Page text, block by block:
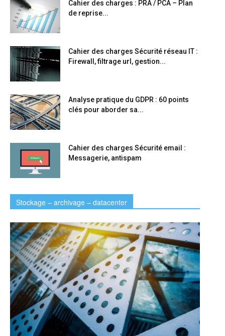
Cahier des charges : PRA / PCA – Plan
de reprise...
Cahier des charges Sécurité réseau IT :
Firewall, filtrage url, gestion...
Analyse pratique du GDPR : 60 points
clés pour aborder sa...
Cahier des charges Sécurité email :
Messagerie, antispam
Stockage – archivage – datacenter